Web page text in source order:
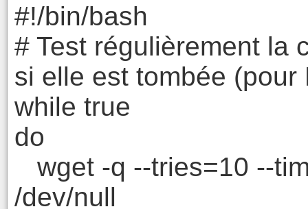
#!/bin/bash
# Test régulièrement la
si elle est tombée (pour
while true
do
wget -q --tries=10 --
/dev/null